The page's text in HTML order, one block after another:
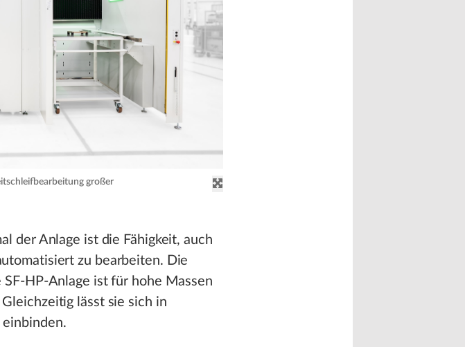
großer
der Anlage ist die Fähigkeit, auch
zu bearbeiten. Die
HP-Anlage ist für hohe Massen
lässt sie sich in